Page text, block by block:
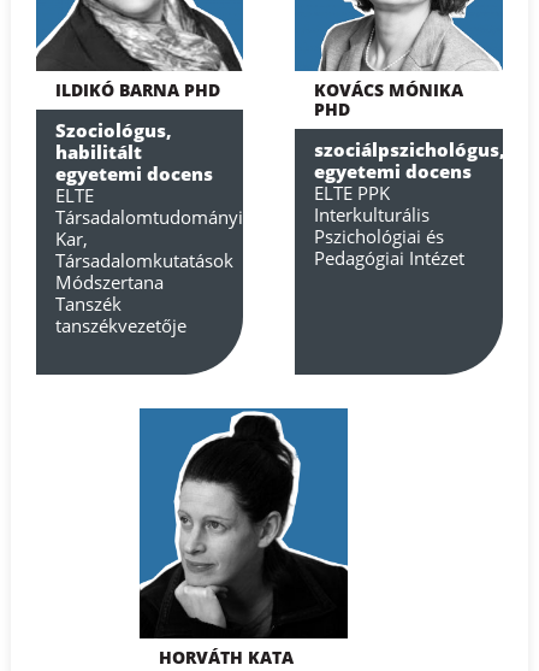
ILDIKÓ BARNA PHD
Szociológus,
habilitált
egyetemi docens
ELTE
Társadalomtudományi
Kar,
Társadalomkutatások
Módszertana
Tanszék
tanszékvezetője
KOVÁCS MÓNIKA
PHD
szociálpszichológus,
egyetemi docens
ELTE PPK
Interkulturális
Pszichológiai és
Pedagógiai Intézet
HORVÁTH KATA